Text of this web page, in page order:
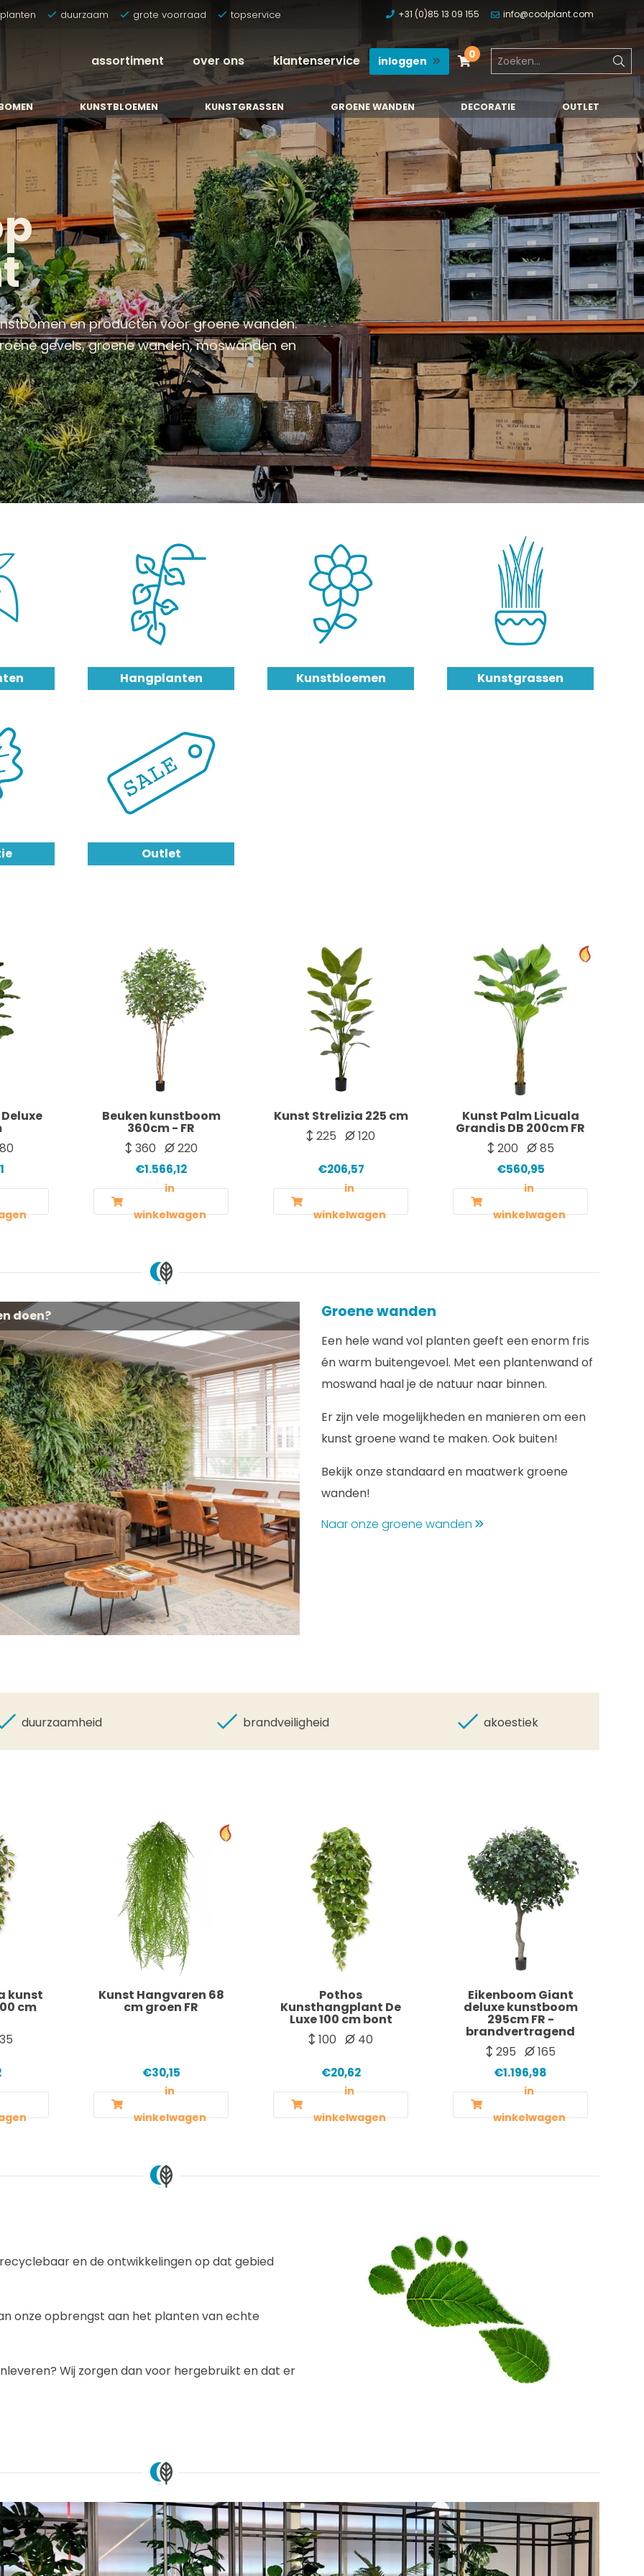
duurzaam grote voorraad topservice +31 (0)85 13 09 155 info@coolplant.com
assortiment over ons klantenservice inloggen 0
KUNSTBLOEMEN KUNSTGRASSEN GROENE WANDEN DECORATIE OUTLET
en producten voor groene wanden.
gevels, groene wanden, moswanden en
KUNSTBLOEMEN KUNSTGRASSEN OUTLET
Hangplanten Kunstbloemen Kunstgrassen
Outlet
Beuken kunstboom
360cm - FR
360
220
€1.566,12
in
winkelwagen
Kunst Strelizia 225 cm
225
120
€206,57
in
winkelwagen
Kunst Palm Licuala
Grandis DB 200cm FR
200
85
€560,95
in
winkelwagen
doen? Groene wanden
Een hele wand vol planten geeft een enorm fris
én warm buitengevoel. Met een plantenwand of
moswand haal je de natuur naar binnen.
Er zijn vele mogelijkheden en manieren om een
kunst groene wand te maken. Ook buiten!
Bekijk onze standaard en maatwerk groene
wanden!
Naar onze groene wanden
duurzaamheid brandveiligheid akoestiek
kunst
cm
Kunst Hangvaren 68
cm groen FR
€30,15
in
winkelwagen
Pothos
Kunsthangplant De
Luxe 100 cm bont
100
40
€20,62
in
winkelwagen
Eikenboom Giant
deluxe kunstboom
295cm FR -
brandvertragend
295
165
€1.196,98
in
winkelwagen
en de ontwikkelingen op dat gebied
onze opbrengst aan het planten van echte
Wij zorgen dan voor hergebruikt en dat er